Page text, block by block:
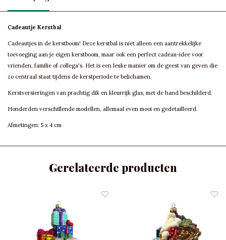
Cadeautje Kerstbal
Cadeautjes in de kerstboom! Deze kerstbal is niet alleen een aantrekkelijke
toevoeging aan je eigen kerstboom, maar ook een perfect cadeau-idee voor
vrienden, familie of collega's. Het is een leuke manier om de geest van geven die
zo centraal staat tijdens de kerstperiode te belichamen.
Kerstversieringen van prachtig dik en kleurrijk glas, met de hand beschilderd.
Honderden verschillende modellen, allemaal even mooi en gedetailleerd.
Afmetingen: 5 x 4 cm
Gerelateerde producten